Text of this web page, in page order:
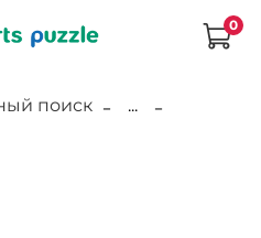
0
поиск
...